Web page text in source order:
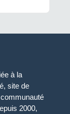
à la
site de
2000,